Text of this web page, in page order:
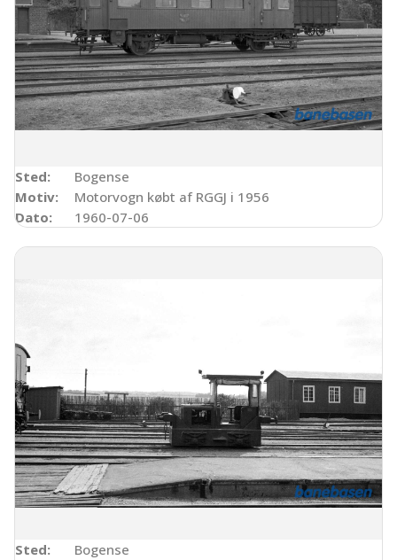
Sted:
Bogense
Motiv:
Motorvogn købt af RGGJ i 1956
Dato:
1960-07-06
Sted:
Bogense